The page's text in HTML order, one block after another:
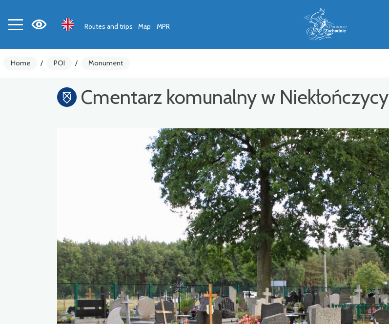
Routes and trips Map MPR
Home / POI / Monument
Cmentarz komunalny w Niekłończycy